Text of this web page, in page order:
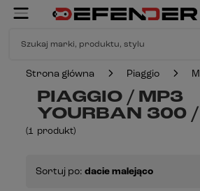
Strona główna Piaggio
PIAGGIO / MP3
YOURBAN 300
(1 produkt)
Sortuj po: dacie malejąco